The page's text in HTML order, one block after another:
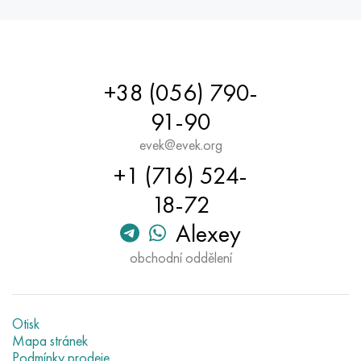
+38 (056) 790-
91-90
evek@evek.org
+1 (716) 524-
18-72
Alexey
obchodní oddělení
Otisk
Mapa stránek
45HN2MFA, k2425, 45hnmf
A40G, 44smn28, 1.0762, 46s20